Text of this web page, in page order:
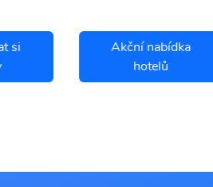
si
Akční nabídka
hotelů